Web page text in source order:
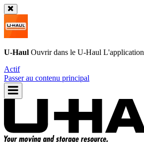
U-Haul Ouvrir dans le U-Haul L'application
Actif
Passer au contenu principal